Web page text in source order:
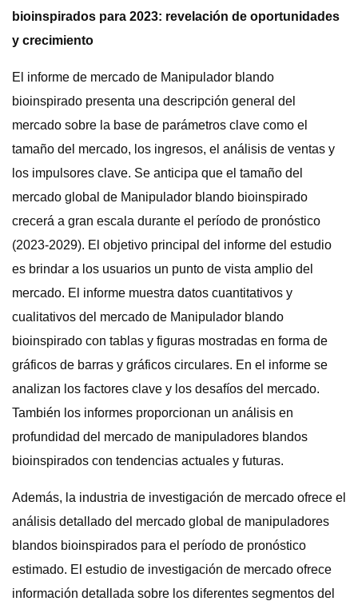
bioinspirados para 2023: revelación de oportunidades
y crecimiento
El informe de mercado de Manipulador blando
bioinspirado presenta una descripción general del
mercado sobre la base de parámetros clave como el
tamaño del mercado, los ingresos, el análisis de ventas y
los impulsores clave. Se anticipa que el tamaño del
mercado global de Manipulador blando bioinspirado
crecerá a gran escala durante el período de pronóstico
(2023-2029). El objetivo principal del informe del estudio
es brindar a los usuarios un punto de vista amplio del
mercado. El informe muestra datos cuantitativos y
cualitativos del mercado de Manipulador blando
bioinspirado con tablas y figuras mostradas en forma de
gráficos de barras y gráficos circulares. En el informe se
analizan los factores clave y los desafíos del mercado.
También los informes proporcionan un análisis en
profundidad del mercado de manipuladores blandos
bioinspirados con tendencias actuales y futuras.
Además, la industria de investigación de mercado ofrece el
análisis detallado del mercado global de manipuladores
blandos bioinspirados para el período de pronóstico
estimado. El estudio de investigación de mercado ofrece
información detallada sobre los diferentes segmentos del